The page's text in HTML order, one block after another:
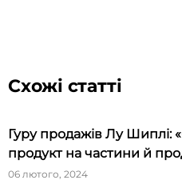
Схожі статті
Гуру продажів Лу Шиплі:
продукт на частини й
будете вражені»
06 лютого, 2024